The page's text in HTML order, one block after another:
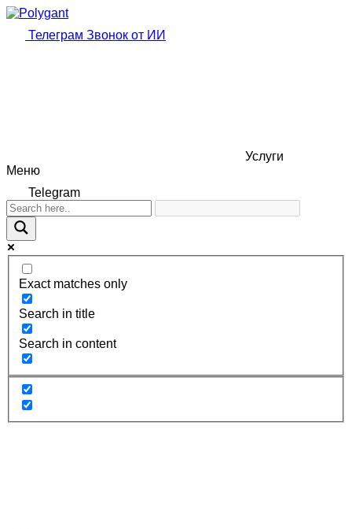
Телеграм Звонок от ИИ
Услуги
Меню
Telegram
Exact matches only
Search in title
Search in content